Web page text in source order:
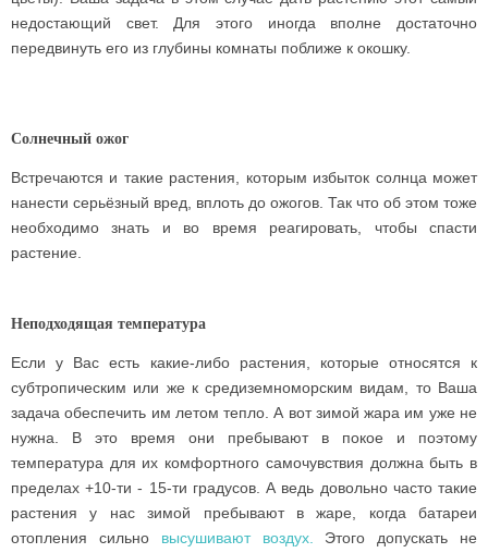
недостающий свет. Для этого иногда вполне достаточно
передвинуть его из глубины комнаты поближе к окошку.
Солнечный ожог
Встречаются и такие растения, которым избыток солнца может
нанести серьёзный вред, вплоть до ожогов. Так что об этом тоже
необходимо знать и во время реагировать, чтобы спасти
растение.
Неподходящая температура
Если у Вас есть какие-либо растения, которые относятся к
субтропическим или же к средиземноморским видам, то Ваша
задача обеспечить им летом тепло. А вот зимой жара им уже не
нужна. В это время они пребывают в покое и поэтому
температура для их комфортного самочувствия должна быть в
пределах +10-ти - 15-ти градусов. А ведь довольно часто такие
растения у нас зимой пребывают в жаре, когда батареи
отопления сильно высушивают воздух. Этого допускать не